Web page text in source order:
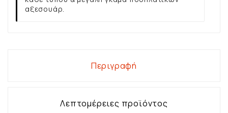
αξεσουάρ.
Περιγραφή
Λεπτομέρειες προϊόντος